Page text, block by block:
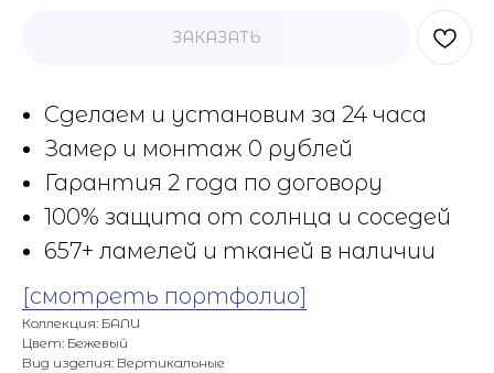
ЗАКАЗАТЬ
Сделаем и установим за 24 часа
Замер и монтаж 0 рублей
Гарантия 2 года по договору
100% защита от солнца и соседей
657+ ламелей и тканей в наличии
[смотреть портфолио]
Коллекция: БАЛИ
Цвет: Бежевый
Вид изделия: Вертикальные